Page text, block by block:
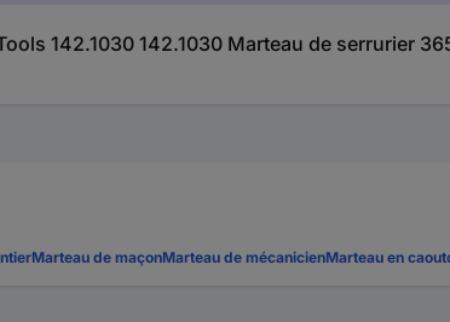
142.1030 142.1030 Marteau de serrurier
Marteau de maçonMarteau de mécanicienMarteau en